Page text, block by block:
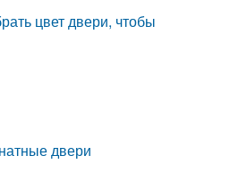
цвет двери, чтобы
двери